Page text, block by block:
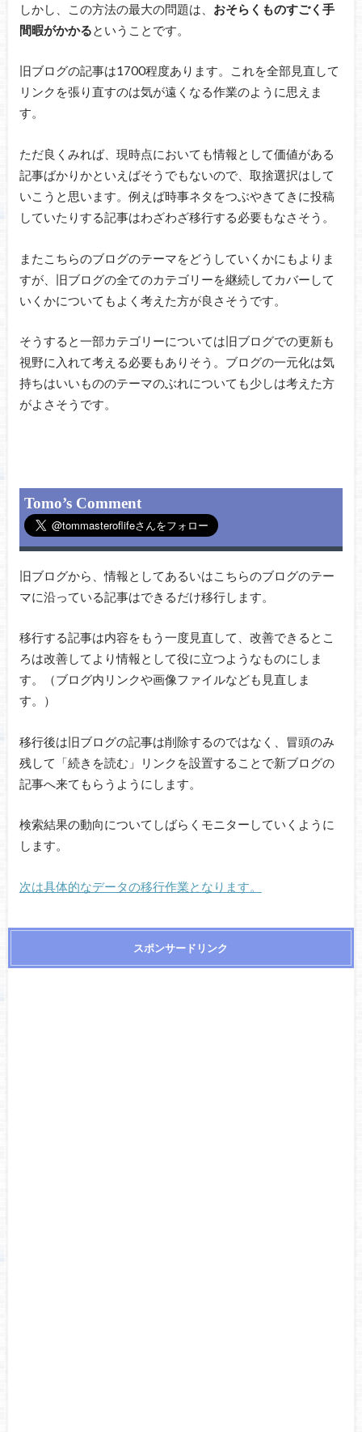
しかし、この方法の最大の問題は、 おそらくものすごく手
間暇がかかるということです。
旧ブログの記事は1700程度あります。これを全部見直して
リンクを張り直すのは気が遠くなる作業のように思えま
す。
ただ良くみれば、現時点においても情報として価値がある
記事ばかりかといえばそうでもないので、取捨選択はして
いこうと思います。例えば時事ネタをつぶやきてきに投稿
していたりする記事はわざわざ移行する必要もなさそう。
またこちらのブログのテーマをどうしていくかにもよりま
すが、旧ブログの全てのカテゴリーを継続してカバーして
いくかについてもよく考えた方が良さそうです。
そうすると一部カテゴリーについては旧ブログでの更新も
視野に入れて考える必要もありそう。ブログの一元化は気
持ちはいいもののテーマのぶれについても少しは考えた方
がよさそうです。
Tomo’s Comment
旧ブログから、情報としてあるいはこちらのブログのテー
マに沿っている記事はできるだけ移行します。
移行する記事は内容をもう一度見直して、改善できるとこ
ろは改善してより情報として役に立つようなものにしま
す。（ブログ内リンクや画像ファイルなども見直しま
す。）
移行後は旧ブログの記事は削除するのではなく、冒頭のみ
残して「続きを読む」リンクを設置することで新ブログの
記事へ来てもらうようにします。
検索結果の動向についてしばらくモニターしていくように
します。
次は具体的なデータの移行作業となります。
スポンサードリンク